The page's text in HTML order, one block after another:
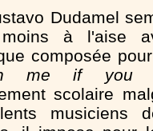
Dudamel
à l'aise
composée
me if you
scolaire
musiciens